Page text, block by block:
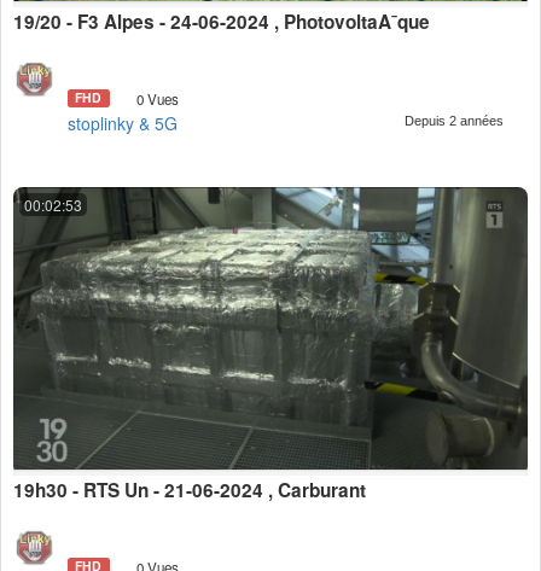
19/20 - F3 Alpes - 24-06-2024 , PhotovoltaÃ¯que
FHD 0 Vues
stoplinky & 5G Depuis 2 années
00:02:53
19h30 - RTS Un - 21-06-2024 , Carburant
FHD 0 Vues